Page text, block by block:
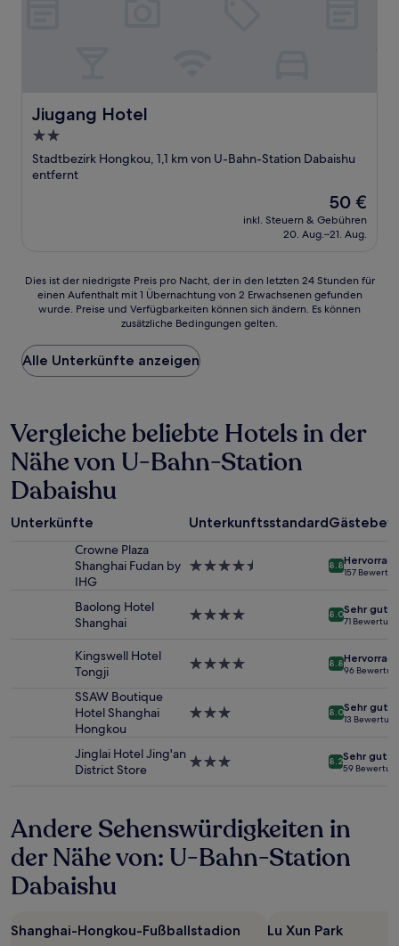
Jiugang Hotel
Jiugang Hotel
2.0-
Sterne-
Unterkunft
Stadtbezirk Hongkou, 1,1 km von U-Bahn-Station Dabaishu
entfernt
Der
Preis
beträgt
50 €
inkl. Steuern & Gebühren
20. Aug.–21. Aug.
Dies
der
Preis
pro
Nacht,
den
letzten
24 Stunden
für
einen
mit
2 Erwachsenen
gefunden
Verfügbarkeiten
zusätzliche
Bedingungen
Dies ist der niedrigste Preis pro Nacht, der in den letzten 24 Stunden für
einen Aufenthalt mit 1 Übernachtung von 2 Erwachsenen gefunden
wurde. Preise und Verfügbarkeiten können sich ändern. Es können
zusätzliche Bedingungen gelten.
Alle Unterkünfte anzeigen
Vergleiche beliebte Hotels in der
Nähe von U-Bahn-Station
Dabaishu
Unterkünfte Unterkunftsstandard
Crowne Plaza
Shanghai Fudan by
IHG
4.5-
8.8
157
Baolong Hotel
Shanghai
4.0-
8.0Sehr gut
71
Kingswell Hotel
Tongji
4.0-
8.8
96
SSAW Boutique
Hotel Shanghai
Hongkou
3.0-
8.0Sehr gut
13
Jinglai Hotel Jing'an
District Store
3.0-
8.2Sehr gut
59
Andere Sehenswürdigkeiten in
der Nähe von: U-Bahn-Station
Dabaishu
Shanghai-Hongkou-Fußballstadion Lu Xun Park